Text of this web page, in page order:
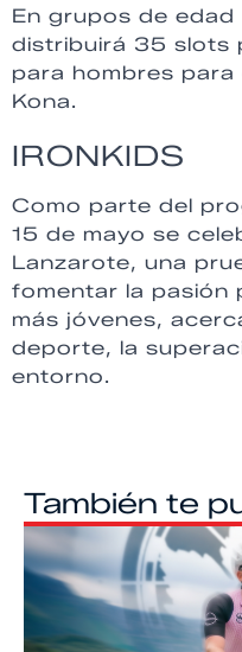
En grupos de edad
distribuirá 35 slots
para hombres para
Kona.
IRONKIDS
Como parte del
15 de mayo se
Lanzarote, una
fomentar la pasión
más jóvenes,
deporte, la
entorno.
También te